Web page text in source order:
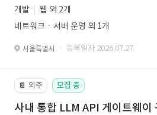
개발
웹 외 2개
네트워크ㆍ서버 운영 외 1개
서울특별시 · 등록일자 2026.07.27.
📔 외주 모집 중
사내 통합 LLM API 게이트웨이